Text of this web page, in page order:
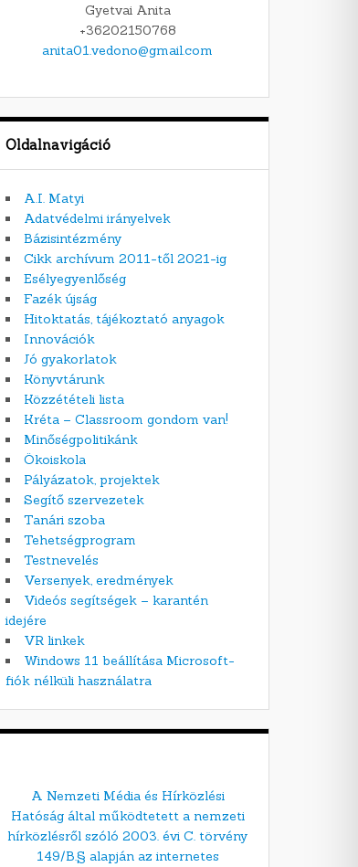
Gyetvai Anita
+36202150768
anita01.vedono@gmail.com
Oldalnavigáció
A.I. Matyi
Adatvédelmi irányelvek
Bázisintézmény
Cikk archívum 2011-től 2021-ig
Esélyegyenlőség
Fazék újság
Hitoktatás, tájékoztató anyagok
Innovációk
Jó gyakorlatok
Könyvtárunk
Közzétételi lista
Kréta – Classroom gondom van!
Minőségpolitikánk
Ökoiskola
Pályázatok, projektek
Segítő szervezetek
Tanári szoba
Tehetségprogram
Testnevelés
Versenyek, eredmények
Videós segítségek – karantén
idejére
VR linkek
Windows 11 beállítása Microsoft-
fiók nélküli használatra
A Nemzeti Média és Hírközlési
Hatóság által működtetett a nemzeti
hírközlésről szóló 2003. évi C. törvény
149/B.§ alapján az internetes